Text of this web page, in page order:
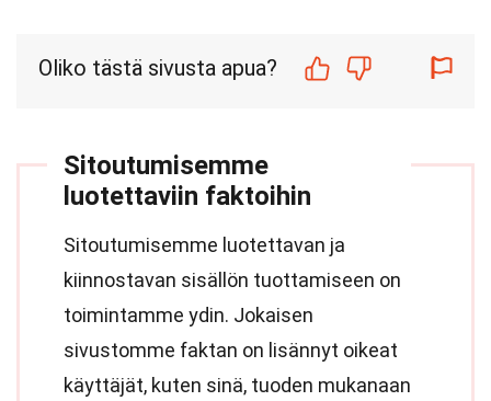
Oliko tästä sivusta apua?
Sitoutumisemme
luotettaviin faktoihin
Sitoutumisemme luotettavan ja
kiinnostavan sisällön tuottamiseen on
toimintamme ydin. Jokaisen
sivustomme faktan on lisännyt oikeat
käyttäjät, kuten sinä, tuoden mukanaan